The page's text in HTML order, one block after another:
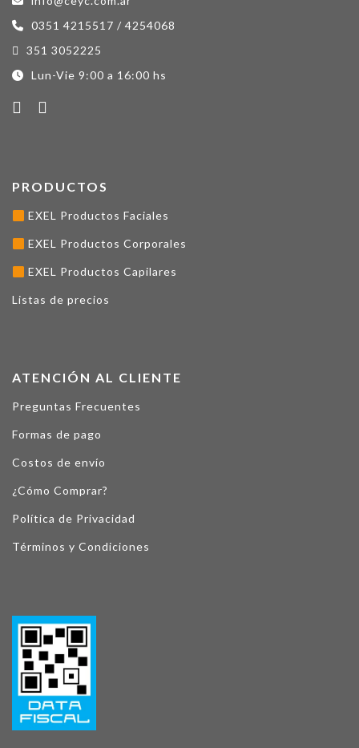
0351 4215517 / 4254068
351 3052225
Lun-Vie 9:00 a 16:00 hs
PRODUCTOS
EXEL Productos Faciales
EXEL Productos Corporales
EXEL Productos Capilares
Listas de precios
ATENCIÓN AL CLIENTE
Preguntas Frecuentes
Formas de pago
Costos de envío
¿Cómo Comprar?
Política de Privacidad
Términos y Condiciones